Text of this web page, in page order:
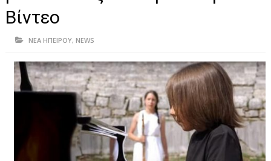
ΙΩΑΝΝΙΝΑ
ΘΕΣΠΡΩΤΙΑ
ΙΟΝΙΑ ΝΗΣΙΑ
Βίντεο
ΝΕΑ ΗΠΕΙΡΟΥ, NEWS